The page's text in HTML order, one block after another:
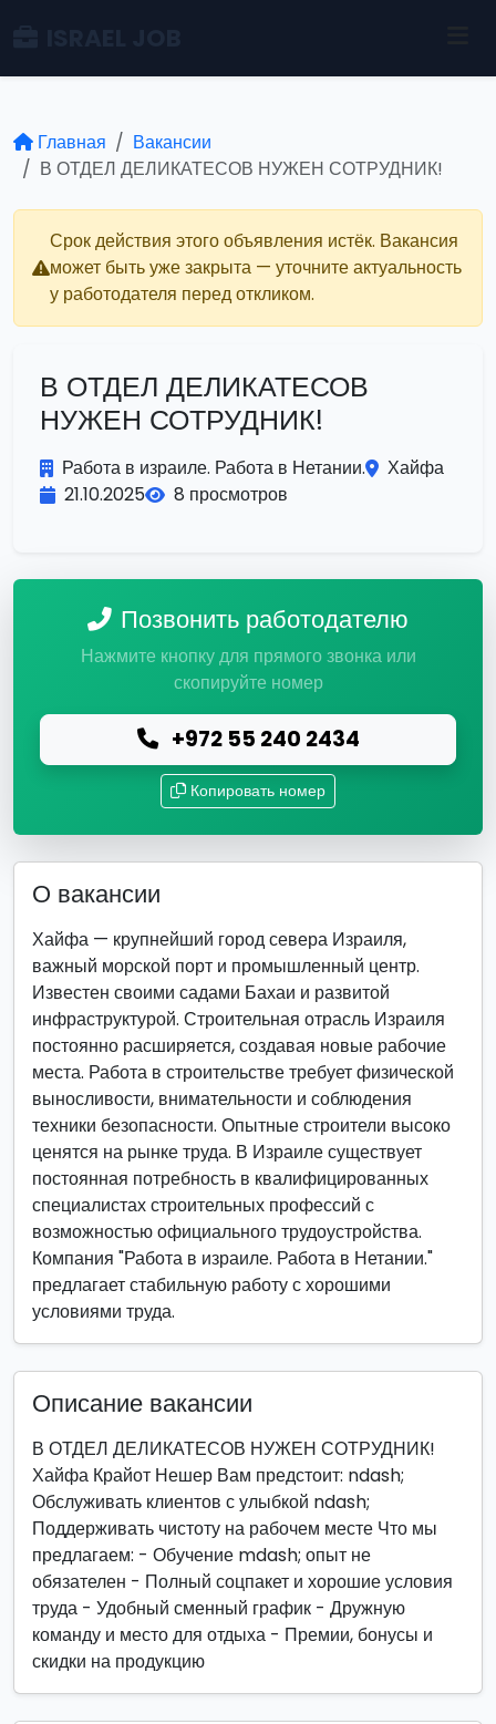
Главная
Вакансии
В ОТДЕЛ ДЕЛИКАТЕСОВ НУЖЕН СОТРУДНИК!
Срок действия этого объявления истёк. Вакансия
может быть уже закрыта — уточните актуальность
у работодателя перед откликом.
В ОТДЕЛ ДЕЛИКАТЕСОВ
НУЖЕН СОТРУДНИК!
Работа в израиле. Работа в Нетании.
Хайфа
21.10.2025
8 просмотров
Позвонить работодателю
Нажмите кнопку для прямого звонка или
скопируйте номер
+972 55 240 2434
Копировать номер
О вакансии
Хайфа — крупнейший город севера Израиля,
важный морской порт и промышленный центр.
Известен своими садами Бахаи и развитой
инфраструктурой. Строительная отрасль Израиля
постоянно расширяется, создавая новые рабочие
места. Работа в строительстве требует физической
выносливости, внимательности и соблюдения
техники безопасности. Опытные строители высоко
ценятся на рынке труда. В Израиле существует
постоянная потребность в квалифицированных
специалистах строительных профессий с
возможностью официального трудоустройства.
Компания "Работа в израиле. Работа в Нетании."
предлагает стабильную работу с хорошими
условиями труда.
Описание вакансии
В ОТДЕЛ ДЕЛИКАТЕСОВ НУЖЕН СОТРУДНИК!
Хайфа Крайот Нешер Вам предстоит: ndash;
Обслуживать клиентов с улыбкой ndash;
Поддерживать чистоту на рабочем месте Что мы
предлагаем: - Обучение mdash; опыт не
обязателен - Полный соцпакет и хорошие условия
труда - Удобный сменный график - Дружную
команду и место для отдыха - Премии, бонусы и
скидки на продукцию